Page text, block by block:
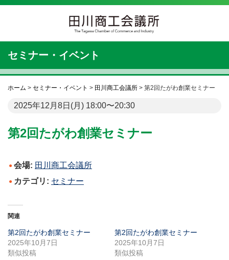
セミナー・イベント
ホーム > セミナー・イベント > 田川商工会議所 > 第2回たがわ創業セミナー
2025年12月8日(月) 18:00〜20:30
第2回たがわ創業セミナー
会場: 田川商工会議所
カテゴリ: セミナー
関連
第2回たがわ創業セミナー
2025年10月7日
類似投稿
第2回たがわ創業セミナー
2025年10月7日
類似投稿